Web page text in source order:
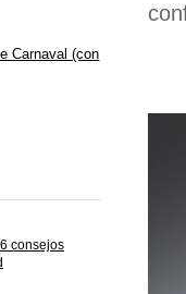
Carnaval (con
consejos